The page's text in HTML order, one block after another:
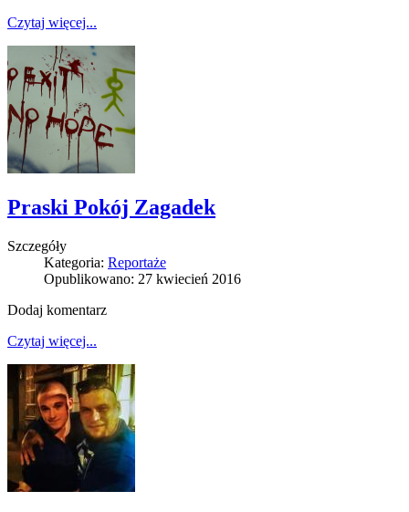
Czytaj więcej...
Praski Pokój Zagadek
Szczegóły
Kategoria: Reportaże
Opublikowano: 27 kwiecień 2016
Dodaj komentarz
Czytaj więcej...